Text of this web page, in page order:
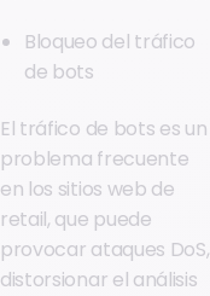
Bloqueo del tráfico
de bots
El tráfico de bots es un
problema frecuente
en los sitios web de
retail, que puede
provocar ataques DoS,
distorsionar el análisis